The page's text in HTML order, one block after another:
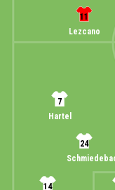
11
Lezcano
7
Hartel
24
14